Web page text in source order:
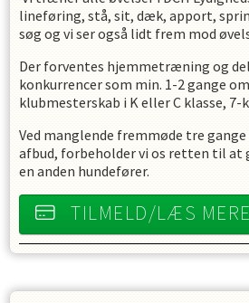
lineføring, stå, sit, dæk, apport,
søg og vi ser også lidt frem mod
Der forventes hjemmetræning og
konkurrencer som min. 1-2 gange
klubmesterskab i K eller C klasse, 7-
Ved manglende fremmøde tre
afbud, forbeholder vi os retten til at
en anden hundefører.
TILMELD/LÆS MERE